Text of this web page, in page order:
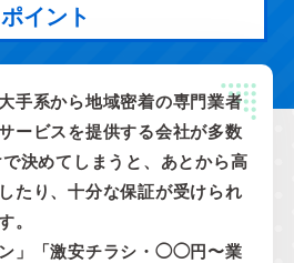
ポイント
手系から地域密着の専門業者
ービスを提供する会社が多数
決めてしまうと、あとから高
たり、十分な保証が受けられ
。
」「激安チラシ・◯◯円〜業